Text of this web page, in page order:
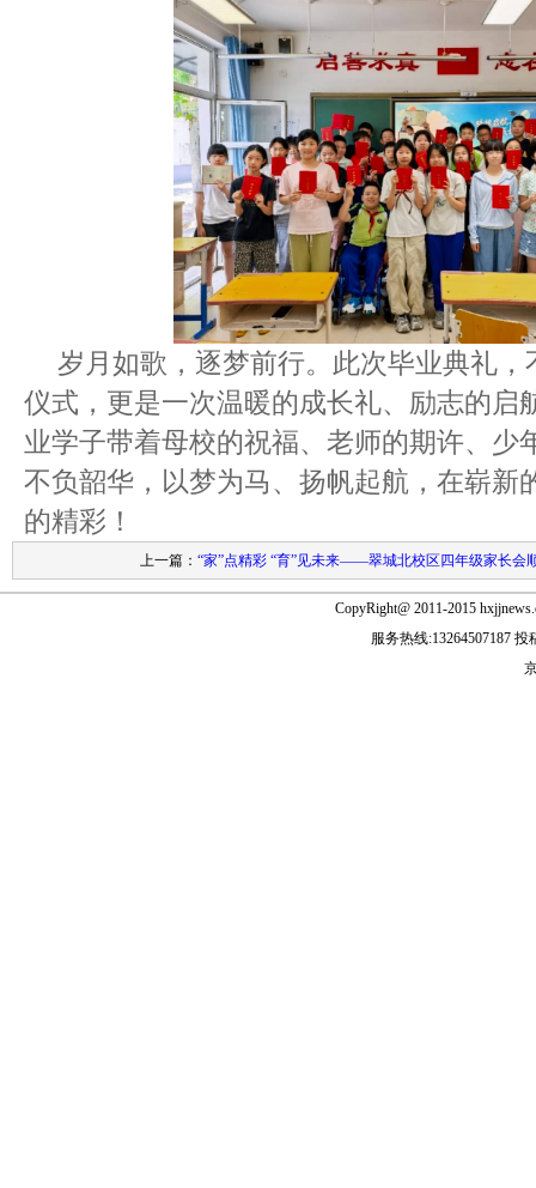
岁月如歌，逐梦前行。此次毕业典礼
仪式，更是一次温暖的成长礼、励志的启
业学子带着母校的祝福、老师的期许、少
不负韶华，以梦为马、扬帆起航，在崭新
的精彩！
上一篇：“家”点精彩 “育”见未来——翠城北校区四年级家长会
CopyRight@ 2011-2015
服务热线:13264507187 投